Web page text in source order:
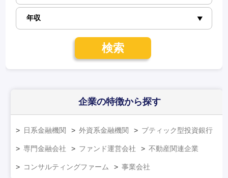
検索
企業の特徴から探す
日系金融機関 外資系金融機関 ブティック型投資銀行
専門金融会社 ファンド運営会社 不動産関連企業
コンサルティングファーム 事業会社